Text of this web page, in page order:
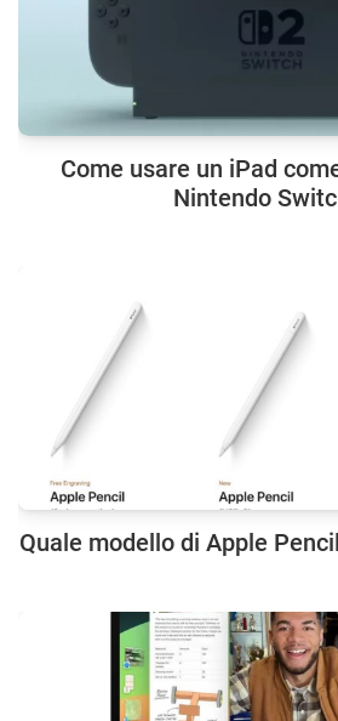
Come usare un iPad
Nintendo
Quale modello di Apple